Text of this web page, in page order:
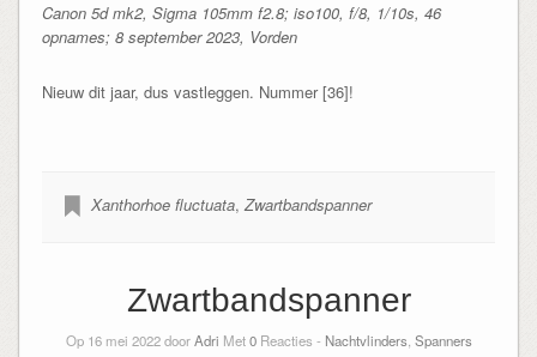
Canon 5d mk2, Sigma 105mm f2.8; iso100, f/8, 1/10s, 46
opnames; 8 september 2023, Vorden
Nieuw dit jaar, dus vastleggen. Nummer [36]!
Xanthorhoe fluctuata,Zwartbandspanner
Zwartbandspanner
Op 16 mei 2022 doorAdri Met0Reacties - Nachtvlinders, Spanners